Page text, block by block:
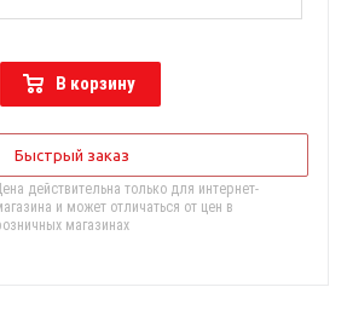
В корзину
Быстрый заказ
действительна только для интернет-
и может отличаться от цен в
магазинах